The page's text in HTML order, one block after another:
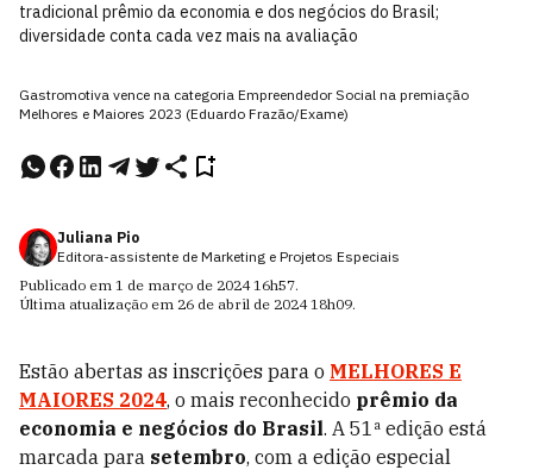
tradicional prêmio da economia e dos negócios do Brasil;
diversidade conta cada vez mais na avaliação
Gastromotiva vence na categoria Empreendedor Social na premiação
Melhores e Maiores 2023 (Eduardo Frazão/Exame)
Juliana Pio
Editora-assistente de Marketing e Projetos Especiais
Publicado em 1 de março de 2024 16h57.
Última atualização em 26 de abril de 2024 18h09.
Estão abertas as inscrições para o MELHORES E
MAIORES 2024, o mais reconhecido prêmio da
economia e negócios do Brasil. A 51ª edição está
marcada para setembro, com a edição especial